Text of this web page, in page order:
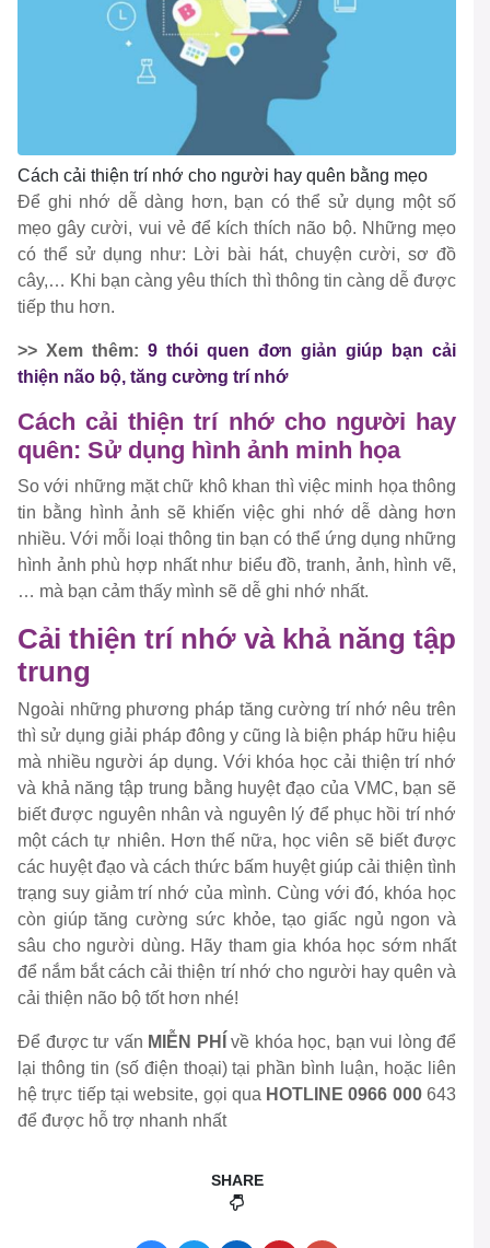
Cách cải thiện trí nhớ cho người hay quên bằng mẹo
Để ghi nhớ dễ dàng hơn, bạn có thể sử dụng một số
mẹo gây cười, vui vẻ để kích thích não bộ. Những mẹo
có thể sử dụng như: Lời bài hát, chuyện cười, sơ đồ
cây,… Khi bạn càng yêu thích thì thông tin càng dễ được
tiếp thu hơn.
>> Xem thêm: 9 thói quen đơn giản giúp bạn cải
thiện não bộ, tăng cường trí nhớ
Cách cải thiện trí nhớ cho người hay
quên: Sử dụng hình ảnh minh họa
So với những mặt chữ khô khan thì việc minh họa thông
tin bằng hình ảnh sẽ khiến việc ghi nhớ dễ dàng hơn
nhiều. Với mỗi loại thông tin bạn có thể ứng dụng những
hình ảnh phù hợp nhất như biểu đồ, tranh, ảnh, hình vẽ,
… mà bạn cảm thấy mình sẽ dễ ghi nhớ nhất.
Cải thiện trí nhớ và khả năng tập
trung
Ngoài những phương pháp tăng cường trí nhớ nêu trên
thì sử dụng giải pháp đông y cũng là biện pháp hữu hiệu
mà nhiều người áp dụng. Với khóa học cải thiện trí nhớ
và khả năng tập trung bằng huyệt đạo của VMC, bạn sẽ
biết được nguyên nhân và nguyên lý để phục hồi trí nhớ
một cách tự nhiên. Hơn thế nữa, học viên sẽ biết được
các huyệt đạo và cách thức bấm huyệt giúp cải thiện tình
trạng suy giảm trí nhớ của mình. Cùng với đó, khóa học
còn giúp tăng cường sức khỏe, tạo giấc ngủ ngon và
sâu cho người dùng. Hãy tham gia khóa học sớm nhất
để nắm bắt cách cải thiện trí nhớ cho người hay quên và
cải thiện não bộ tốt hơn nhé!
Để được tư vấn MIỄN PHÍ
về khóa học, bạn vui lòng để
lại thông tin (số điện thoại) tại phần bình luận, hoặc liên
hệ trực tiếp tại website, gọi qua HOTLINE 0966 000643
để được hỗ trợ nhanh nhất
SHARE